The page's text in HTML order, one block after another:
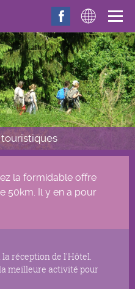
la formidable offre
50km. Il y en a pour
réception de l'Hôtel.
meilleure activité pour